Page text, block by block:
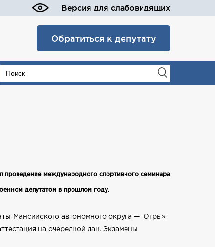
Версия для слабовидящих
Обратиться к депутату
международного спортивного семинара
депутатом в прошлом году.
автономного округа — Югры»
на очередной дан. Экзамены